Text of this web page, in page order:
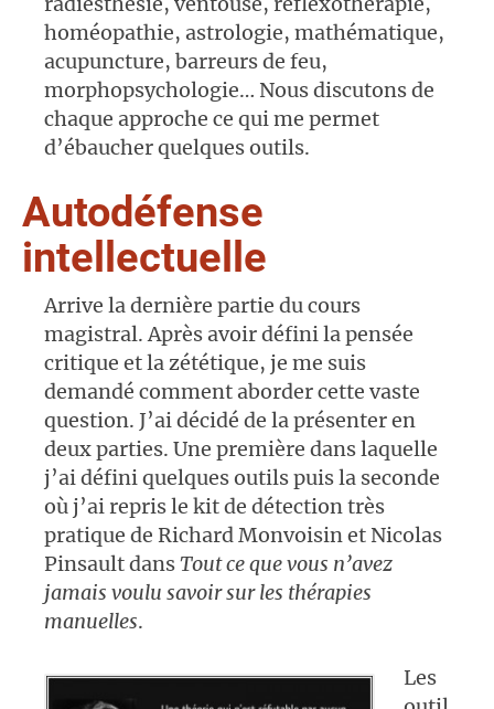
homéopathie, astrologie, mathématique,
acupuncture, barreurs de feu,
morphopsychologie… Nous discutons de
chaque approche ce qui me permet
d’ébaucher quelques outils.
Autodéfense
intellectuelle
Arrive la dernière partie du cours
magistral. Après avoir défini la pensée
critique et la zététique, je me suis
demandé comment aborder cette vaste
question. J’ai décidé de la présenter en
deux parties. Une première dans laquelle
j’ai défini quelques outils puis la seconde
où j’ai repris le kit de détection très
pratique de Richard Monvoisin et Nicolas
Pinsault dansTout ce que vous n’avez
jamais voulu savoir sur les thérapies
manuelles.
Les